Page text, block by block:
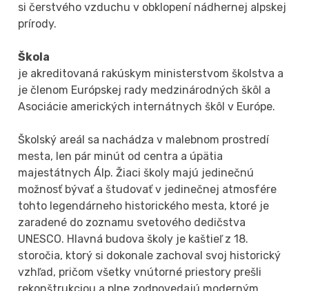
si čerstvého vzduchu v obklopení nádhernej alpskej
prírody.
Škola
je akreditovaná rakúskym ministerstvom školstva a
je členom Európskej rady medzinárodných škôl a
Asociácie amerických internátnych škôl v Európe.
Školský areál sa nachádza v malebnom prostredí
mesta, len pár minút od centra a úpätia
majestátnych Álp. Žiaci školy majú jedinečnú
možnosť bývať a študovať v jedinečnej atmosfére
tohto legendárneho historického mesta, ktoré je
zaradené do zoznamu svetového dedičstva
UNESCO. Hlavná budova školy je kaštieľ z 18.
storočia, ktorý si dokonale zachoval svoj historický
vzhľad, pričom všetky vnútorné priestory prešli
rekonštrukciou a plne zodpovedajú moderným